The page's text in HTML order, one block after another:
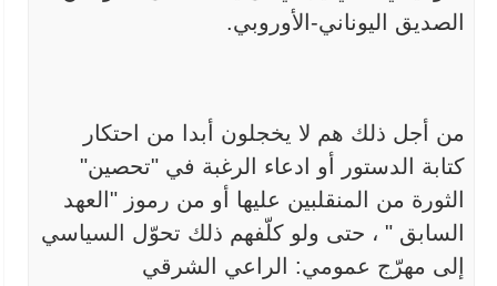
الصديق اليوناني-الأوروبي.
من أجل ذلك هم لا يخجلون أبدا من احتكار
كتابة الدستور أو ادعاء
الرغبة في "تحصين"
الثورة من المنقلبين عليها أو من رموز "العهد
السابق " ، حتى ولو كلّفهم ذلك تحوّل السياسي
إلى مهرّج عمومي: الراعي الشرقي